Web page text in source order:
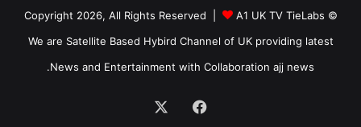
© Copyright 2026, All Rights Reserved |
A1 UK TV TieLabs
We are Satellite Based Hybird Channel of UK providing latest
News and Entertainment with Collaboration ajj news.
Facebook